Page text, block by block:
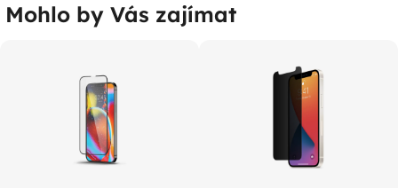
Mohlo by Vás zajímat